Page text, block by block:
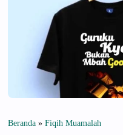
Beranda » Fiqih Muamalah